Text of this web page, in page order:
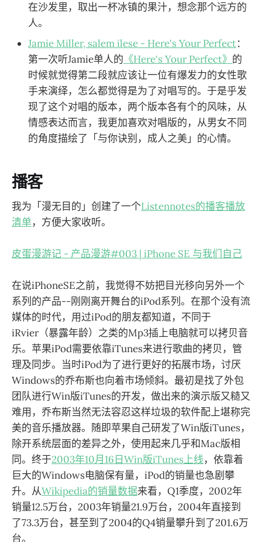
在沙发里，取出一杯冰镇的果汁，想念那个远方的
人。
Jamie Miller, salem ilese - Here's Your Perfect：
第一次听Jamie单人的 《Here's Your Perfect》 的
时候就觉得第二段就应该让一位有爆发力的女性歌
手来演绎，怎么都觉得是为了对唱写的。于是乎发
现了这个对唱的版本，两个版本各有个的风味，从
情感表达而言，我更加喜欢对唱版的，从男女不同
的角度描绘了「与你诀别，成人之美」的心情。
播客
我为「漫无目的」创建了一个Listennotes的播客播放
清单，方便大家收听。
皮蛋漫游记 - 产品漫游#003 | iPhone SE 与我们自己
在说iPhoneSE之前，我觉得不妨把目光移向另外一个
系列的产品--刚刚离开舞台的iPod系列。在那个没有流
媒体的时代，用过iPod的朋友都知道，不同于
iRvier（暴露年龄）之类的Mp3插上电脑就可以拷贝音
乐。苹果iPod需要依靠iTunes来进行歌曲的拷贝，管
理及同步。当时iPod为了进行更好的拓展市场，讨厌
Windows的乔布斯也向着市场倾斜。最初是找了外包
团队进行Win版iTunes的开发，做出来的演示版又糙又
难用，乔布斯当然无法容忍这样垃圾的软件配上堪称完
美的音乐播放器。随即苹果自己研发了Win版iTunes，
除开系统层面的差异之外，使用起来几乎和Mac版相
同。终于2003年10月16日Win版iTunes上线，依靠着
巨大的Windows电脑保有量，iPod的销量也急剧攀
升。从Wikipedia的销量数据来看，Q1季度，2002年
销量12.5万台，2003年销量21.9万台，2004年直接到
了73.3万台，甚至到了2004的Q4销量攀升到了201.6万
台。